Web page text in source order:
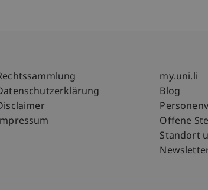
Rechtliche my.uni.li
Blog
Offene
Standort